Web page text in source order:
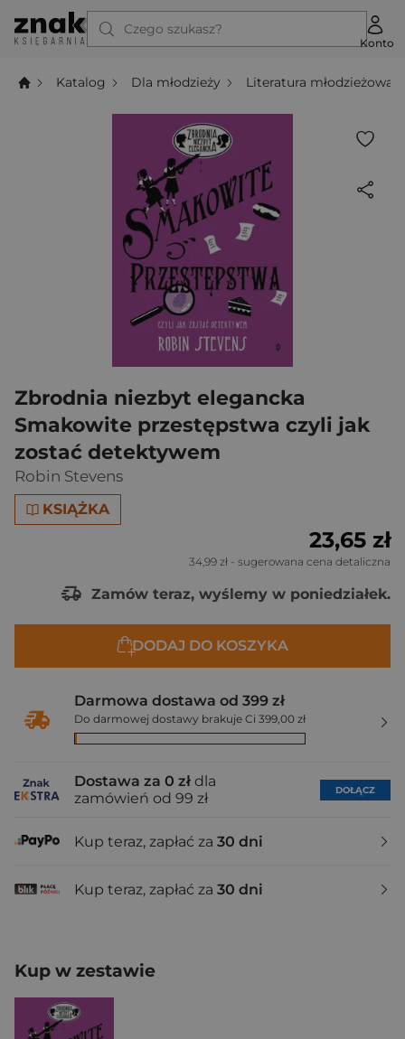
Czego szukasz?
Konto
Katalog Dla młodzieży Literatura młodzieżowa
Zbrodnia niezbyt elegancka
Smakowite przestępstwa czyli jak
zostać detektywem
Robin Stevens
KSIĄŻKA
23,65 zł
34,99 zł - sugerowana cena detaliczna
Zamów teraz, wyślemy w poniedziałek.
DODAJ DO KOSZYKA
Darmowa dostawa od 399 zł
Do darmowej dostawy brakuje Ci 399,00 zł
Dostawa za 0 zł dla
zamówień od 99 zł
DOŁĄCZ
Kup teraz, zapłać za 30 dni
Kup teraz, zapłać za 30 dni
Kup w zestawie